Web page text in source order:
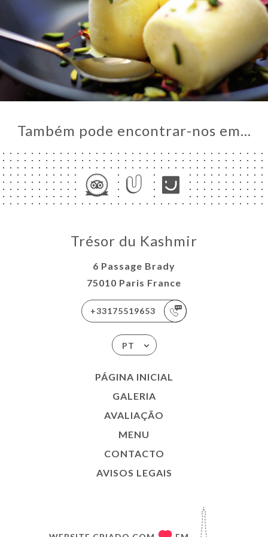
Também pode encontrar-nos em…
Trésor du Kashmir
6 Passage Brady
75010 Paris France
+33175519653
PT
PÁGINA INICIAL
GALERIA
AVALIAÇÃO
MENU
CONTACTO
AVISOS LEGAIS